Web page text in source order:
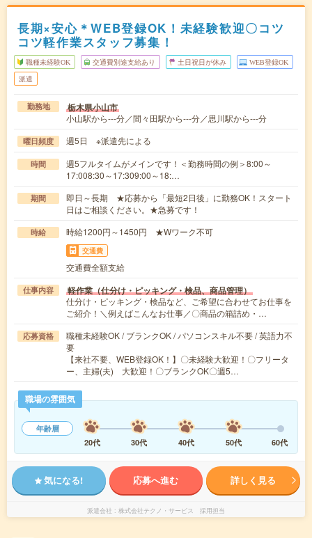
長期×安心＊WEB登録OK！未経験歓迎〇コツ
コツ軽作業スタッフ募集！
職種未経験OK 交通費別途支給あり 土日祝日が休み WEB登録OK
派遣
勤務地 栃木県小山市
小山駅から---分／間々田駅から---分／思川駅から---分
曜日頻度 週5日 ※派遣先による
時間
週5フルタイムがメインです！＜勤務時間の例＞8:00～
17:008:30～17:309:00～18:…
期間
即日～長期 ★応募から「最短2日後」に勤務OK！スタート
日はご相談ください。★急募です！
時給 時給1200円～1450円 ★Wワーク不可
交通費
交通費全額支給
仕事内容 軽作業（仕分け・ピッキング・検品、商品管理）
仕分け・ピッキング・検品など、ご希望に合わせてお仕事を
ご紹介！＼例えばこんなお仕事／〇商品の箱詰め・…
応募資格
職種未経験OK / ブランクOK / パソコンスキル不要 / 英語力不
要
【来社不要、WEB登録OK！】〇未経験大歓迎！〇フリータ
ー、主婦(夫) 大歓迎！〇ブランクOK〇週5…
職場の雰囲気
年齢層
20代
30代 40代 50代 60代
気になる! 応募へ進む 詳しく見る
派遣会社 株式会社テクノ・サービス 採用担当